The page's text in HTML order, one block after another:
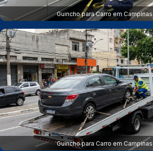
Guincho para Carro em
Guincho para Carro em